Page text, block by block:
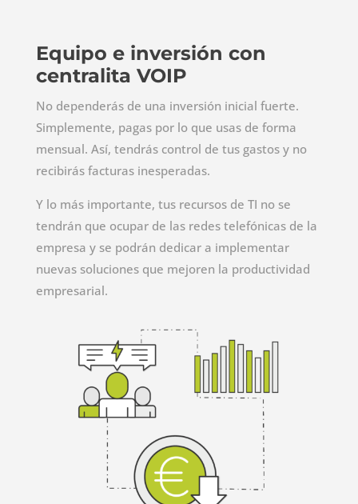
Equipo e inversión con
centralita VOIP
No dependerás de una inversión inicial fuerte.
Simplemente, pagas por lo que usas de forma
mensual. Así, tendrás control de tus gastos y no
recibirás facturas inesperadas.
Y lo más importante, tus recursos de TI no se
tendrán que ocupar de las redes telefónicas de la
empresa y se podrán dedicar a implementar
nuevas soluciones que mejoren la productividad
empresarial.